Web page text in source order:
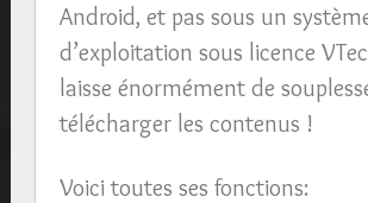
Android, et pas sous un
d’exploitation sous licence
laisse énormément de
télécharger les contenus !
Voici toutes ses fonctions: